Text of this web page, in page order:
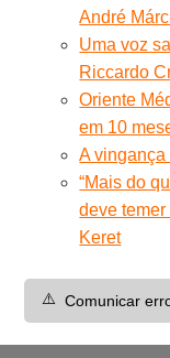
André
Uma voz
Riccardo
Oriente
em 10
A vingança
“Mais do
deve temer
Keret
⚠️ Comunicar